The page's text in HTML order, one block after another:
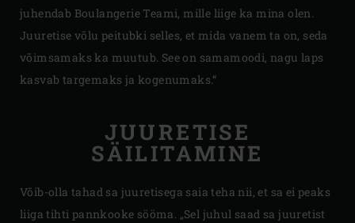
juhendab Boulangerie Teami, mille liige ka mina olen.
Juuretise võlu peitubki selles, et mida vanem ta on, seda
võimsamaks ka muutub. See on samamoodi, nagu laps
kasvab targemaks ja kogenumaks.“
JUURETISE
SÄILITAMINE
Võib-olla tahad sa juuretisega saia teha nii, et sa ei peaks
liiga tihti pannkooke sööma. „Sel juhul saad sa juuretist